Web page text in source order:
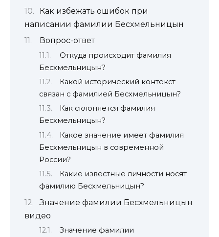
Как избежать ошибок при
написании фамилии Бесхмельницын
Вопрос-ответ
Откуда происходит фамилия
Бесхмельницын?
Какой исторический контекст
связан с фамилией Бесхмельницын?
Как склоняется фамилия
Бесхмельницын?
Какое значение имеет фамилия
Бесхмельницын в современной
России?
Какие известные личности носят
фамилию Бесхмельницын?
Значение фамилии Бесхмельницын
видео
Значение фамилии